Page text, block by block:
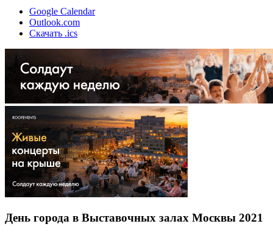
Google Calendar
Outlook.com
Скачать .ics
День города в Выставочных залах Москвы 2021